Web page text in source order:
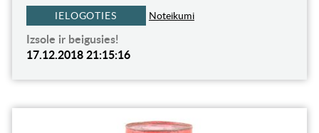
IELOGOTIES Noteikumi
Izsole ir beigusies!
17.12.2018 21:15:16